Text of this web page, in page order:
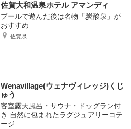
佐賀大和温泉ホテル アマンディ
プールで遊んだ後は名物「炭酸泉」が
おすすめ
佐賀県
Wenavillage(ウェナヴィレッジ)くじ
ゅう
客室露天風呂・サウナ・ドッグラン付
き 自然に包まれたラグジュアリーコテ
ージ